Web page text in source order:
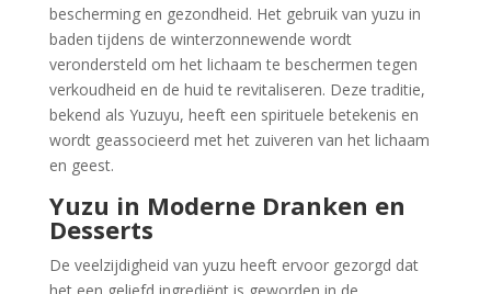
bescherming en gezondheid. Het gebruik van yuzu in
baden tijdens de winterzonnewende wordt
verondersteld om het lichaam te beschermen tegen
verkoudheid en de huid te revitaliseren. Deze traditie,
bekend als Yuzuyu, heeft een spirituele betekenis en
wordt geassocieerd met het zuiveren van het lichaam
en geest.
Yuzu in Moderne Dranken en
Desserts
De veelzijdigheid van yuzu heeft ervoor gezorgd dat